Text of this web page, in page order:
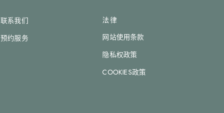
联系我们
预约服务
法律
网站使用条款
隐私权政策
COOKIES政策